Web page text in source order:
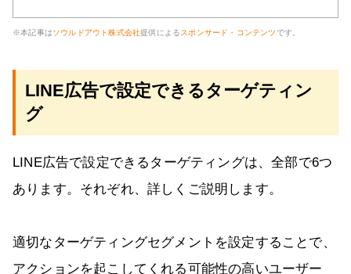
※本記事はソウルドアウト株式会社提供によるスポンサード・コンテンツです。
LINE広告で設定できるターゲティン
グ
LINE広告で設定できるターゲティングは、全部で6つ
あります。それぞれ、詳しくご説明します。
適切なターゲティングセグメントを設定することで、
アクションを起こしてくれる可能性の高いユーザー